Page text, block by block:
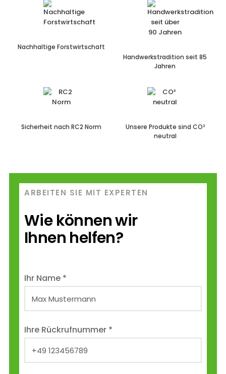
Nachhaltige Forstwirtschaft
Handwerkstradition seit 85
Jahren
Sicherheit nach RC2 Norm Unsere Produkte sind CO²
neutral
ARBEITEN SIE MIT EXPERTEN
Wie können wir
Ihnen helfen?
Ihr Name *
Ihre Rückrufnummer *